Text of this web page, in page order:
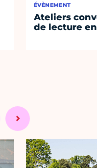
ÉVÈNEMENT
Ateliers
de lecture